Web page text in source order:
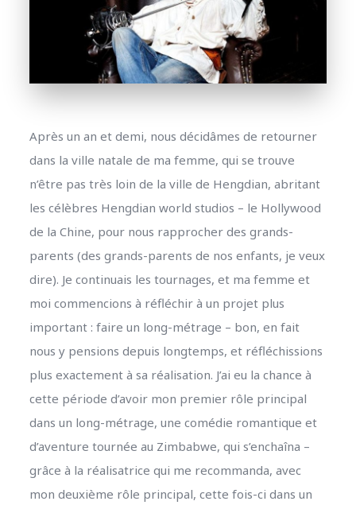
Après un an et demi, nous décidâmes de retourner
dans la ville natale de ma femme, qui se trouve
n’être pas très loin de la ville de Hengdian, abritant
les célèbres Hengdian world studios – le Hollywood
de la Chine, pour nous rapprocher des grands-
parents (des grands-parents de nos enfants, je veux
dire). Je continuais les tournages, et ma femme et
moi commencions à réfléchir à un projet plus
important : faire un long-métrage – bon, en fait
nous y pensions depuis longtemps, et réfléchissions
plus exactement à sa réalisation. J’ai eu la chance à
cette période d’avoir mon premier rôle principal
dans un long-métrage, une comédie romantique et
d’aventure tournée au Zimbabwe, qui s’enchaîna –
grâce à la réalisatrice qui me recommanda, avec
mon deuxième rôle principal, cette fois-ci dans un